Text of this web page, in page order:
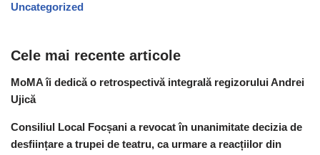
Uncategorized
Cele mai recente articole
MoMA îi dedică o retrospectivă integrală regizorului Andrei
Ujică
Consiliul Local Focșani a revocat în unanimitate decizia de
desființare a trupei de teatru, ca urmare a reacțiilor din